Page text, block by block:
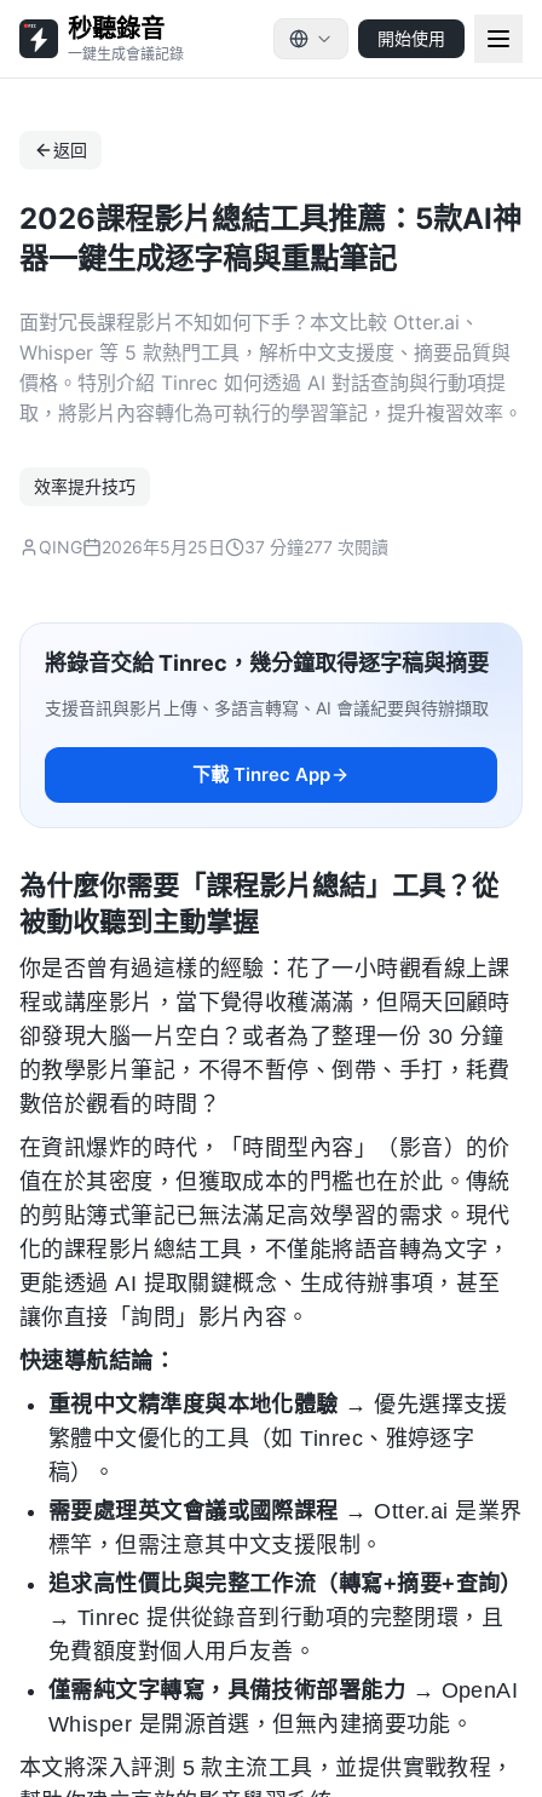
秒聽錄音
一鍵生成會議記錄
開始使用
返回
2026課程影片總結工具推薦：5款AI神
器一鍵生成逐字稿與重點筆記
面對冗長課程影片不知如何下手？本文比較 Otter.ai、
Whisper 等 5 款熱門工具，解析中文支援度、摘要品質與
價格。特別介紹 Tinrec 如何透過 AI 對話查詢與行動項提
取，將影片內容轉化為可執行的學習筆記，提升複習效率。
效率提升技巧
QING 2026年5月25日 37 分鐘277 次閱讀
將錄音交給 Tinrec，幾分鐘取得逐字稿與摘要
支援音訊與影片上傳、多語言轉寫、AI 會議紀要與待辦擷取
下載 Tinrec App
為什麼你需要「課程影片總結」工具？從
被動收聽到主動掌握
你是否曾有過這樣的經驗：花了一小時觀看線上課
程或講座影片，當下覺得收穫滿滿，但隔天回顧時
卻發現大腦一片空白？或者為了整理一份 30 分鐘
的教學影片筆記，不得不暫停、倒帶、手打，耗費
數倍於觀看的時間？
在資訊爆炸的時代，「時間型內容」（影音）的价
值在於其密度，但獲取成本的門檻也在於此。傳統
的剪貼簿式筆記已無法滿足高效學習的需求。現代
化的課程影片總結工具，不僅能將語音轉為文字，
更能透過 AI 提取關鍵概念、生成待辦事項，甚至
讓你直接「詢問」影片內容。
快速導航結論：
重視中文精準度與本地化體驗 → 優先選擇支援
繁體中文優化的工具（如 Tinrec、雅婷逐字
稿）。
需要處理英文會議或國際課程 → Otter.ai 是業界
標竿，但需注意其中文支援限制。
追求高性價比與完整工作流（轉寫+摘要+查詢）
→ Tinrec 提供從錄音到行動項的完整閉環，且
免費額度對個人用戶友善。
僅需純文字轉寫，具備技術部署能力 → OpenAI
Whisper 是開源首選，但無內建摘要功能。
本文將深入評測 5 款主流工具，並提供實戰教程，